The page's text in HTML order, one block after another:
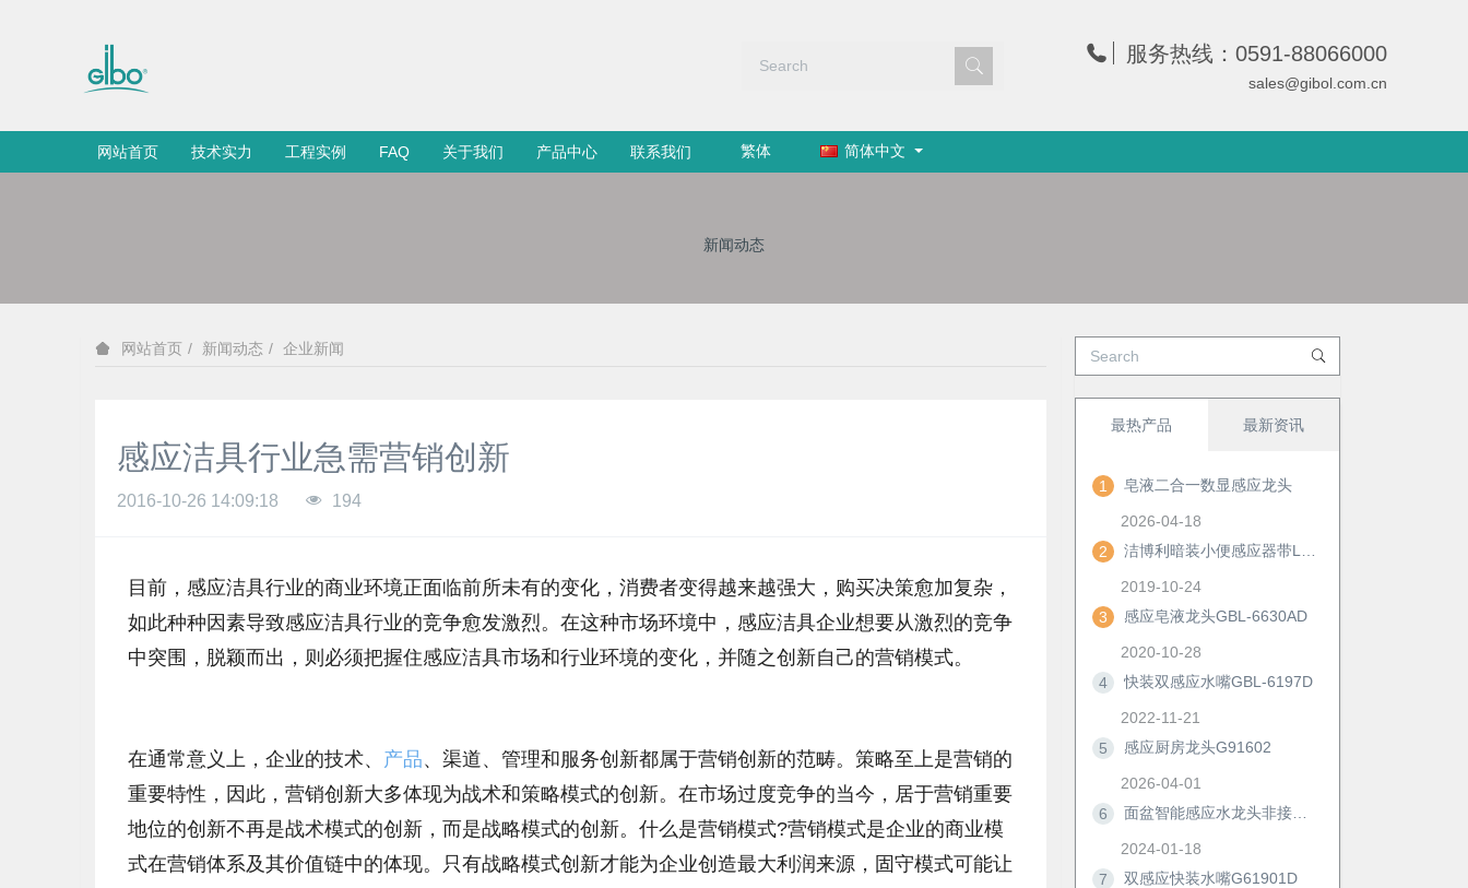
服务热线：0591-88066000
sales@gibol.com.cn
网站首页 技术实力 工程实例 FAQ 关于我们 产品中心 联系我们 繁体 简体中文
新闻动态
网站首页 新闻动态 企业新闻
感应洁具行业急需营销创新
2016-10-26 14:09:18 194
目前，感应洁具行业的商业环境正面临前所未有的变化，消费者变得越来越强大，购买决策愈加复杂，
如此种种因素导致感应洁具行业的竞争愈发激烈。在这种市场环境中，感应洁具企业想要从激烈的竞争
中突围，脱颖而出，则必须把握住感应洁具市场和行业环境的变化，并随之创新自己的营销模式。
在通常意义上，企业的技术、 产品、渠道、管理和服务创新都属于营销创新的范畴。策略至上是营销的
重要特性，因此，营销创新大多体现为战术和策略模式的创新。在市场过度竞争的当今，居于营销重要
地位的创新不再是战术模式的创新，而是战略模式的创新。什么是营销模式?营销模式是企业的商业模
式在营销体系及其价值链中的体现。只有战略模式创新才能为企业创造最大利润来源，固守模式可能让
最热产品 最新资讯
1 皂液二合一数显感应龙头
2026-04-18
2
2019-10-24
3
感应皂液龙头GBL-6630AD
2020-10-28
4
快装双感应水嘴GBL-6197D
2022-11-21
5
感应厨房龙头G91602
2026-04-01
6
2024-01-18
7
双感应快装水嘴G61901D